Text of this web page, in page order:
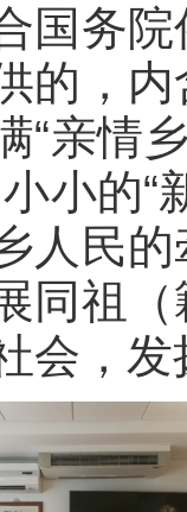
国务
的，
“亲情
小的
人民
同祖
会，